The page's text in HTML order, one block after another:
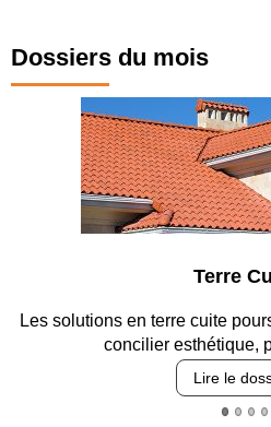
Dossiers du mois
Terre
Les solutions en terre cuite
concilier esthétique,
Lire le